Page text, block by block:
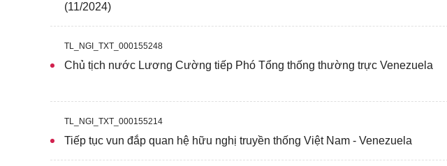
(11/2024)
TL_NGI_TXT_000155248
Chủ tịch nước Lương Cường tiếp Phó Tổng thống thường trực Venezuela
TL_NGI_TXT_000155214
Tiếp tục vun đắp quan hệ hữu nghị truyền thống Việt Nam - Venezuela